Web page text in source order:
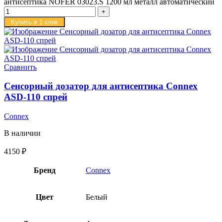
Купить в 1 клик
Сравнить
Сенсорный дозатор для антисептика Connex
ASD-110 спрей
Connex
В наличии
4150 ₽
Бренд Connex
Цвет Белый